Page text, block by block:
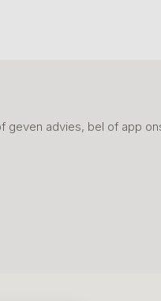
geven advies, bel of app